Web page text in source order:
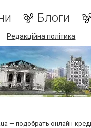
Блоги
Редакційна політика
— подобрать онлайн-